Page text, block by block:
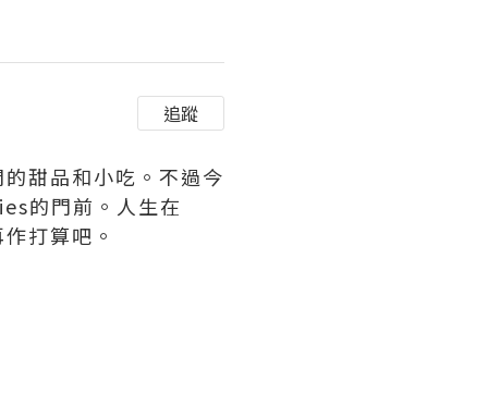
追蹤
甜品和小吃。不過今
的門前。人生在
打算吧。